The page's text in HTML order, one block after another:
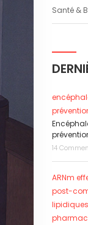
Santé &
14
ARNm
post-
lipidiques